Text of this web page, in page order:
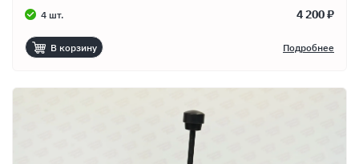
4 шт. 4 200 ₽
В корзину Подробнее